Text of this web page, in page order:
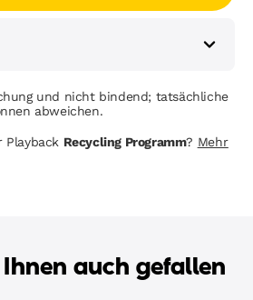
und nicht bindend; tatsächliche
abweichen.
Playback Recycling Programm? Mehr
Ihnen auch gefallen